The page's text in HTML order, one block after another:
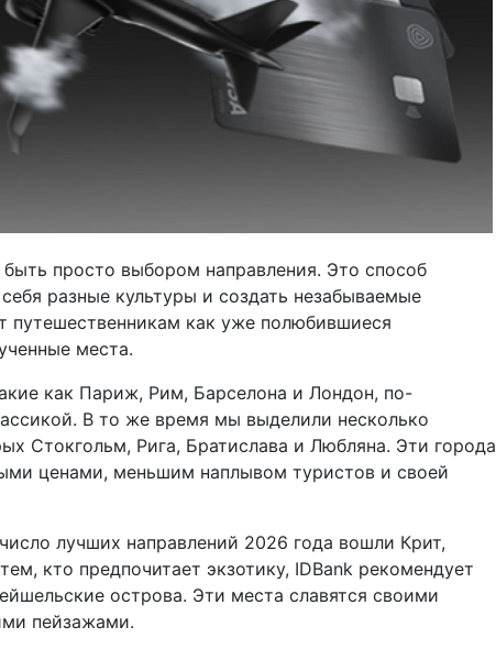
просто выбором направления. Это способ
разные культуры и создать незабываемые
путешественникам как уже полюбившиеся
места.
как Париж, Рим, Барселона и Лондон, по-
В то же время мы выделили несколько
Стокгольм, Рига, Братислава и Любляна. Эти города
ценами, меньшим наплывом туристов и своей
лучших направлений 2026 года вошли Крит,
кто предпочитает экзотику, IDBank рекомендует
острова. Эти места славятся своими
пейзажами.